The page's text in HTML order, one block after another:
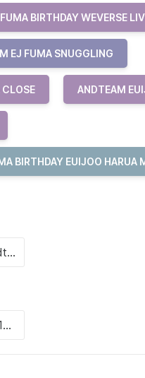
BIRTHDAY WEVERSE
EJ FUMA SNUGGLING
ANDTEAM
BIRTHDAY EUIJOO HARUA